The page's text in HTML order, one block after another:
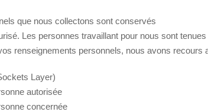
que nous collectons sont conservés
Les personnes travaillant pour nous sont
renseignements personnels, nous avons recours
Layer)
autorisée
concernée